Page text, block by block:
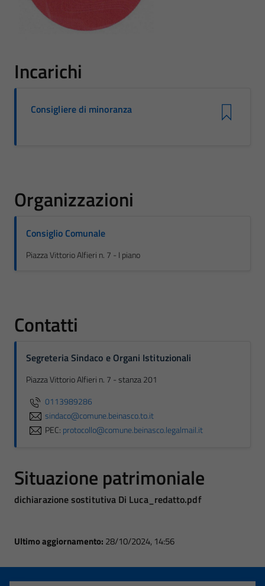
Incarichi
Consigliere di minoranza
Organizzazioni
Consiglio Comunale
Piazza Vittorio Alfieri n. 7 - I piano
Contatti
Segreteria Sindaco e Organi Istituzionali
Piazza Vittorio Alfieri n. 7 - stanza 201
0113989286
sindaco@comune.beinasco.to.it
PEC: protocollo@comune.beinasco.legalmail.it
Situazione patrimoniale
dichiarazione sostitutiva Di Luca_redatto.pdf
Ultimo aggiornamento: 28/10/2024, 14:56